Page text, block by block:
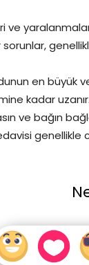
yaralanmaları
sorunlar,
en büyük
kadar
ve bağın
genellikle